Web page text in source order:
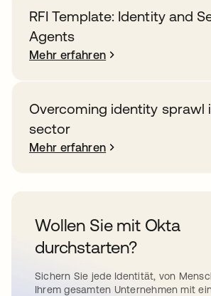
RFI Template: Identity and
Agents
Mehr erfahren
Overcoming identity sprawl
sector
Mehr erfahren
Wollen Sie mit Okta
durchstarten?
Sichern Sie jede Identität, von
Ihrem gesamten Unternehmen mit